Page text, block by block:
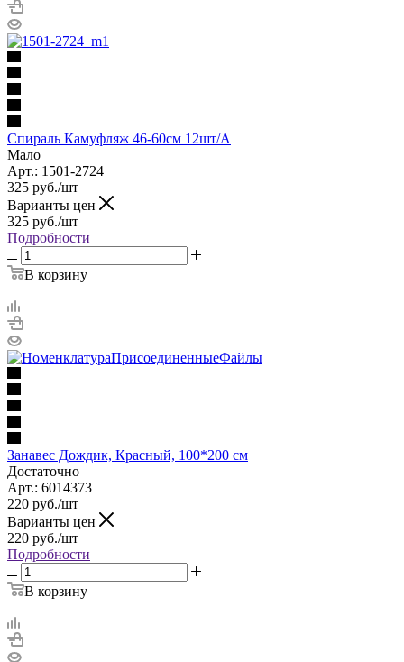
Спираль Камуфляж 46-60см 12шт/A
Мало
Арт.: 1501-2724
325 руб./шт
Варианты цен
325 руб./шт
Подробности
В корзину
Занавес Дождик, Красный, 100*200 см
Достаточно
Арт.: 6014373
220 руб./шт
Варианты цен
220 руб./шт
Подробности
В корзину